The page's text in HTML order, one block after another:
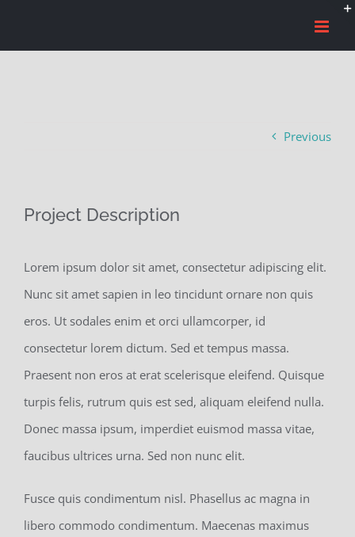
Previous
Project Description
Lorem ipsum dolor sit amet, consectetur adipiscing elit.
Nunc sit amet sapien in leo tincidunt ornare non quis
eros. Ut sodales enim et orci ullamcorper, id
consectetur lorem dictum. Sed et tempus massa.
Praesent non eros at erat scelerisque eleifend. Quisque
turpis felis, rutrum quis est sed, aliquam eleifend nulla.
Donec massa ipsum, imperdiet euismod massa vitae,
faucibus ultrices urna. Sed non nunc elit.
Fusce quis condimentum nisl. Phasellus ac magna in
libero commodo condimentum. Maecenas maximus